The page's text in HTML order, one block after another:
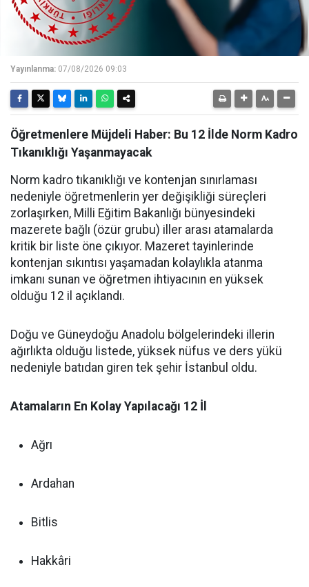
Yayınlanma: 07/08/2026 09:03
Öğretmenlere Müjdeli Haber: Bu 12 İlde Norm Kadro
Tıkanıklığı Yaşanmayacak
Norm kadro tıkanıklığı ve kontenjan sınırlaması
nedeniyle öğretmenlerin yer değişikliği süreçleri
zorlaşırken, Milli Eğitim Bakanlığı bünyesindeki
mazerete bağlı (özür grubu) iller arası atamalarda
kritik bir liste öne çıkıyor. Mazeret tayinlerinde
kontenjan sıkıntısı yaşamadan kolaylıkla atanma
imkanı sunan ve öğretmen ihtiyacının en yüksek
olduğu 12 il açıklandı.
Doğu ve Güneydoğu Anadolu bölgelerindeki illerin
ağırlıkta olduğu listede, yüksek nüfus ve ders yükü
nedeniyle batıdan giren tek şehir İstanbul oldu.
Atamaların En Kolay Yapılacağı 12 İl
Ağrı
Ardahan
Bitlis
Hakkâri